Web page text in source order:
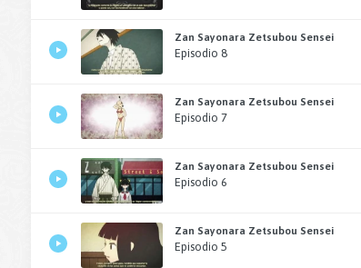
Zan Sayonara Zetsubou Sensei
Episodio 8
Zan Sayonara Zetsubou Sensei
Episodio 7
Zan Sayonara Zetsubou Sensei
Episodio 6
Zan Sayonara Zetsubou Sensei
Episodio 5